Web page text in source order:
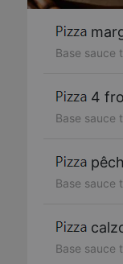
Base sauce
4
Base sauce
Base sauce
Base sauce